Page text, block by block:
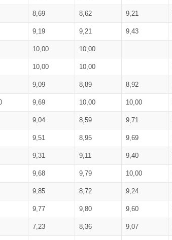
8,69 8,62 9,21
9,19 9,21 9,43
10,00 10,00
10,00 10,00
9,09 8,89 8,92
9,69 10,00 10,00
9,04 8,59 9,71
9,51 8,95 9,69
9,31 9,11 9,40
9,68 9,79 10,00
9,85 8,72 9,24
9,77 9,80 9,60
7,23 8,36 9,07